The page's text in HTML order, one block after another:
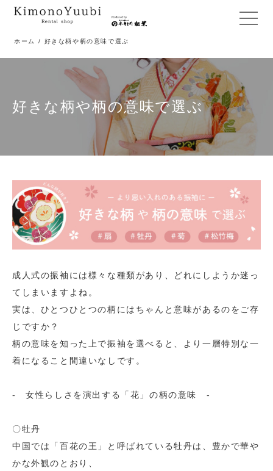
メ
閉
ホーム / 好きな柄や柄の意味で選ぶ
好きな柄や柄の意味で選ぶ
成人式の振袖には様々な種類があり、どれにしようか迷っ
てしまいますよね。
実は、ひとつひとつの柄にはちゃんと意味があるのをご存
じですか？
柄の意味を知った上で振袖を選べると、より一層特別な一
着になること間違いなしです。
- 女性らしさを演出する「花」の柄の意味 -
〇牡丹
中国では「百花の王」と呼ばれている牡丹は、豊かで華や
かな外観のとおり、